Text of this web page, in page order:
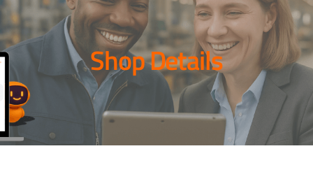
Shop Details